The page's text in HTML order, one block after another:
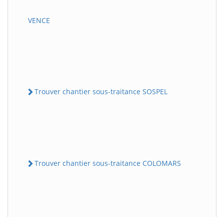
VENCE
Trouver chantier sous-traitance SOSPEL
Trouver chantier sous-traitance COLOMARS